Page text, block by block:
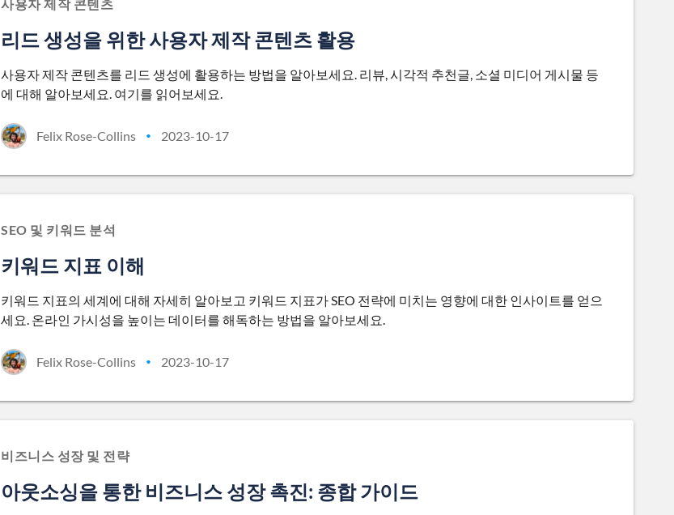
사용자 제작 콘텐츠
리드 생성을 위한 사용자 제작 콘텐츠 활용
사용자 제작 콘텐츠를 리드 생성에 활용하는 방법을 알아보세요. 리뷰, 시각적 추천글, 소셜 미디어 게시물 등
에 대해 알아보세요. 여기를 읽어보세요.
Felix Rose-Collins • 2023-10-17
SEO 및 키워드 분석
키워드 지표 이해
키워드 지표의 세계에 대해 자세히 알아보고 키워드 지표가 SEO 전략에 미치는 영향에 대한 인사이트를 얻으
세요. 온라인 가시성을 높이는 데이터를 해독하는 방법을 알아보세요.
Felix Rose-Collins • 2023-10-17
비즈니스 성장 및 전략
아웃소싱을 통한 비즈니스 성장 촉진: 종합 가이드